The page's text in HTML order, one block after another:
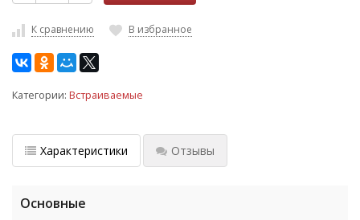
К сравнению В избранное
Категории: Встраиваемые
Характеристики Отзывы
Основные